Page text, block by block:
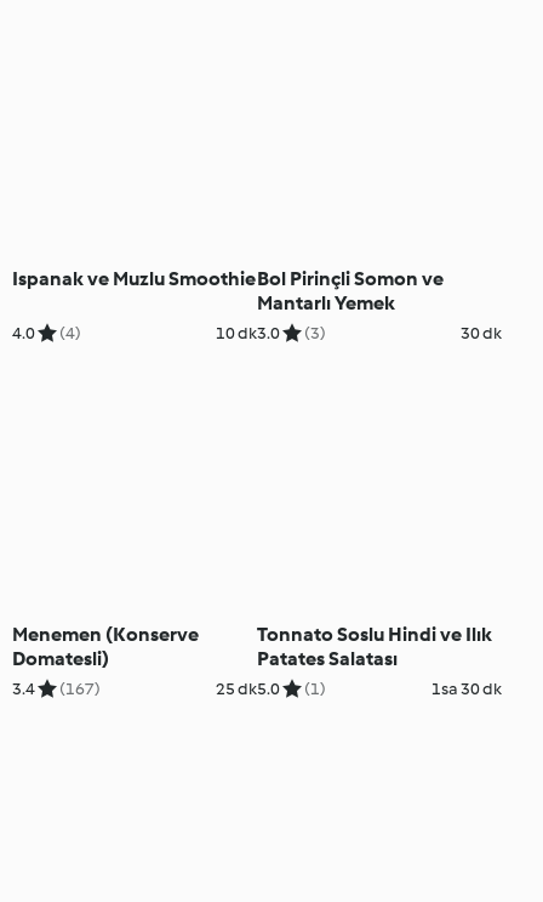
Ispanak ve Muzlu Smoothie
4.0 (4) 10 dk
Bol Pirinçli Somon ve
Mantarlı Yemek
3.0 (3) 30 dk
Menemen (Konserve
Domatesli)
3.4 (167) 25 dk
Tonnato Soslu Hindi ve Ilık
Patates Salatası
5.0 (1) 1sa 30 dk